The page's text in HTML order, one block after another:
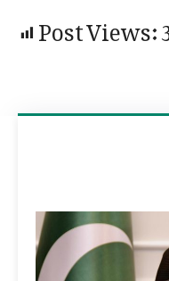
Post Views: